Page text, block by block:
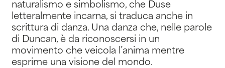
naturalismo e simbolismo, che Duse
letteralmente incarna, si traduca anche in
scrittura di danza. Una danza che, nelle parole
di Duncan, è da riconoscersi in un
movimento che veicola l’anima mentre
esprime una visione del mondo.